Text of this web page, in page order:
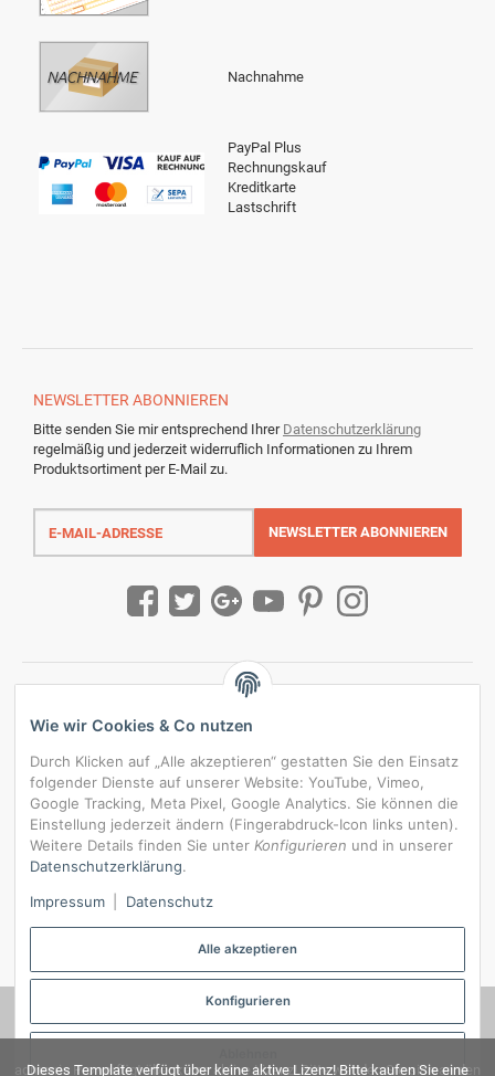
Nachnahme
PayPal Plus
Rechnungskauf
Kreditkarte
Lastschrift
NEWSLETTER ABONNIEREN
Bitte senden Sie mir entsprechend Ihrer Datenschutzerklärung
regelmäßig und jederzeit widerruflich Informationen zu Ihrem
Produktsortiment per E-Mail zu.
E-
Mail-
NEWSLETTER ABONNIEREN
Alle Preise inkl. gesetzlicher USt., zzgl.
Datenschutz-Einstellungen
© RedBridgeJeans
Wie wir Cookies & Co nutzen
Durch Klicken auf „Alle akzeptieren“ gestatten Sie den Einsatz
folgender Dienste auf unserer Website: YouTube, Vimeo,
Google Tracking, Meta Pixel, Google Analytics. Sie können die
Einstellung jederzeit ändern (Fingerabdruck-Icon links unten).
Weitere Details finden Sie unter Konfigurieren und in unserer
Datenschutzerklärung.
Impressum
Datenschutz
Alle akzeptieren
Konfigurieren
admorris Pro verfügt über keine aktive Lizenz! Bitte wenden Sie sich an den
Dieses Template verfügt über keine aktive Lizenz! Bitte kaufen Sie eine